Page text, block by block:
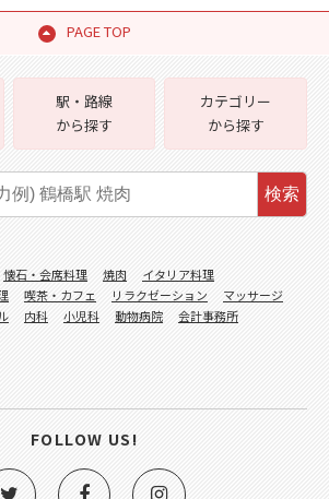
PAGE TOP
駅・路線
から探す
カテゴリー
から探す
検索
懐石・会席料理 焼肉
イタリア料理
喫茶・カフェ リラクゼーション
マッサージ
内科 小児科 動物病院
会計事務所
FOLLOW US!